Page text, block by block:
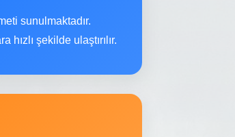
sunulmaktadır.
şekilde ulaştırılır.